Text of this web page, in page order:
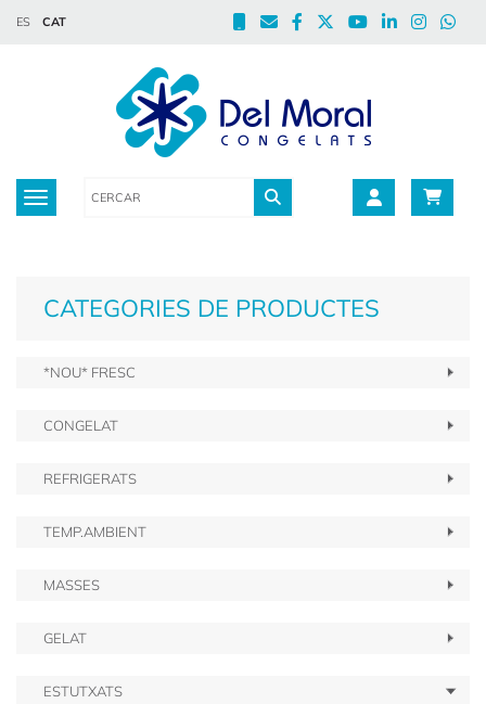
ES CAT
Toggle navigation
CATEGORIES DE PRODUCTES
*NOU* FRESC
CONGELAT
REFRIGERATS
TEMP.AMBIENT
MASSES
GELAT
ESTUTXATS